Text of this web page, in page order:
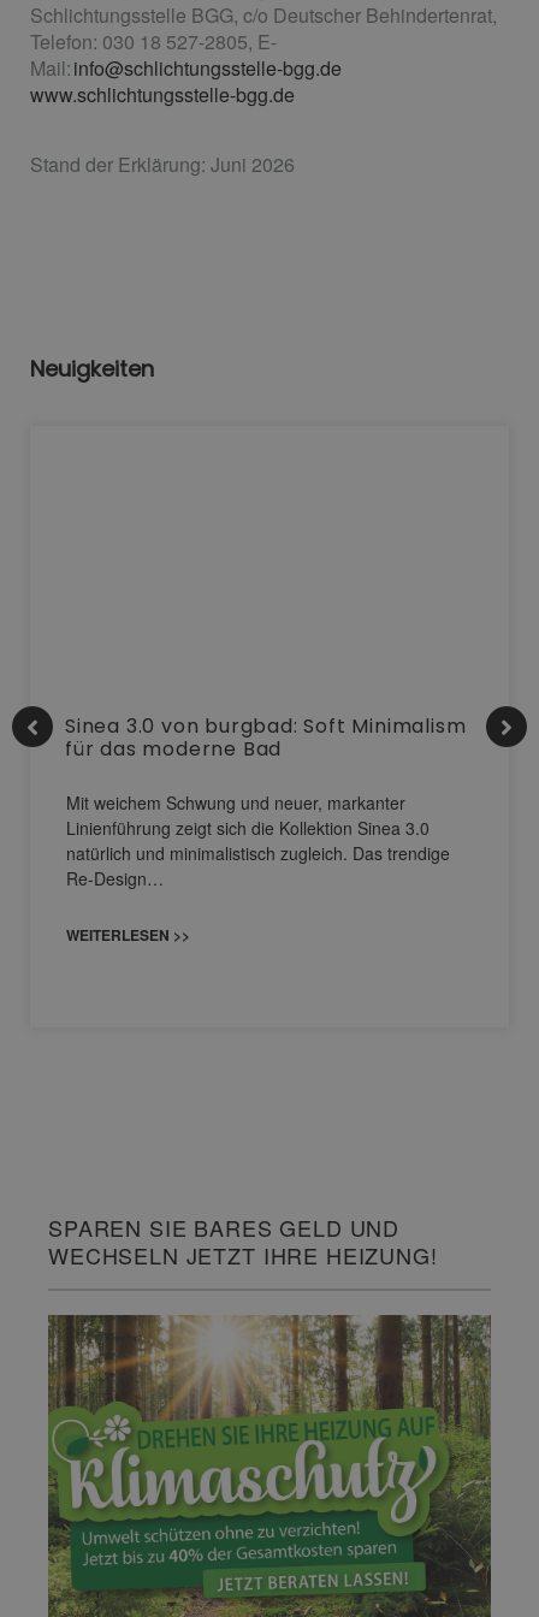
Schlichtungsstelle BGG, c/o Deutscher Behindertenrat,
Telefon: 030 18 527-2805, E-
Mail:info@schlichtungsstelle-bgg.de
www.schlichtungsstelle-bgg.de
Stand der Erklärung: Juni 2026
Neuigkeiten
Sinea 3.0 von burgbad: Soft Minimalism
für das moderne Bad
Mit weichem Schwung und neuer, markanter
Linienführung zeigt sich die Kollektion Sinea 3.0
natürlich und minimalistisch zugleich. Das trendige
Re-Design…
WEITERLESEN >>
SPAREN SIE BARES GELD UND
WECHSELN JETZT IHRE HEIZUNG!